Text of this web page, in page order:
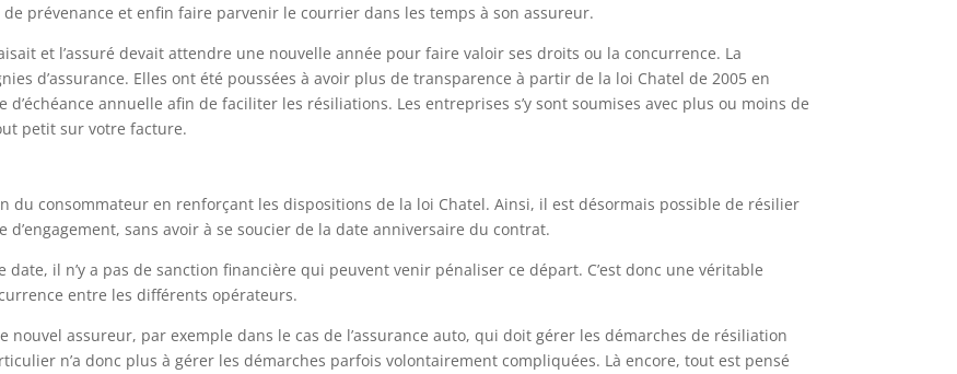
prévenance et enfin faire parvenir le courrier dans les temps à son assureur.
et l’assuré devait attendre une nouvelle année pour faire valoir ses droits ou la concurrence. La
d’assurance. Elles ont été poussées à avoir plus de transparence à partir de la loi Chatel de 2005 en
annuelle afin de faciliter les résiliations. Les entreprises s’y sont soumises avec plus ou moins de
petit sur votre facture.
du consommateur en renforçant les dispositions de la loi Chatel. Ainsi, il est désormais possible de résilier
sans avoir à se soucier de la date anniversaire du contrat.
il n’y a pas de sanction financière qui peuvent venir pénaliser ce départ. C’est donc une véritable
entre les différents opérateurs.
nouvel assureur, par exemple dans le cas de l’assurance auto, qui doit gérer les démarches de résiliation
n’a donc plus à gérer les démarches parfois volontairement compliquées. Là encore, tout est pensé